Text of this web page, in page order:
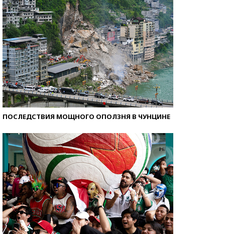
ПОСЛЕДСТВИЯ МОЩНОГО ОПОЛЗНЯ В ЧУНЦИНЕ